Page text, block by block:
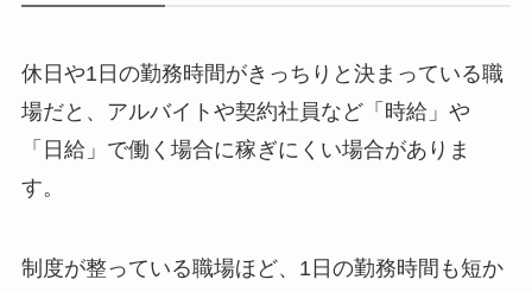
休日や1日の勤務時間がきっちりと決まっている職
場だと、アルバイトや契約社員など「時給」や
「日給」で働く場合に稼ぎにくい場合がありま
す。
制度が整っている職場ほど、1日の勤務時間も短か